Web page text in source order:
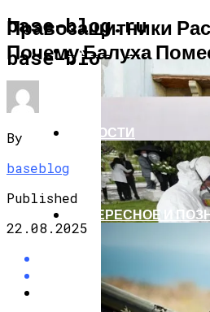
base-blog.ru
base-blog.ru
ЭКОНОМИКА И
НОВОСТИ
ИНТЕРЕСНОЕ И
Правозащитники
Почему Балуха
By
baseblog
Published
22.08.2025